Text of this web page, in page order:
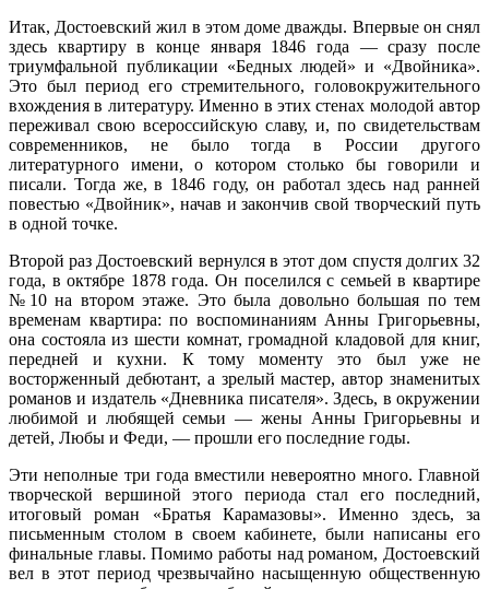
Итак, Достоевский жил в этом доме дважды. Впервые он снял
здесь квартиру в конце января 1846 года — сразу после
триумфальной публикации «Бедных людей» и «Двойника».
Это был период его стремительного, головокружительного
вхождения в литературу. Именно в этих стенах молодой автор
переживал свою всероссийскую славу, и, по свидетельствам
современников, не было тогда в России другого
литературного имени, о котором столько бы говорили и
писали. Тогда же, в 1846 году, он работал здесь над ранней
повестью «Двойник», начав и закончив свой творческий путь
в одной точке.
Второй раз Достоевский вернулся в этот дом спустя долгих 32
года, в октябре 1878 года. Он поселился с семьей в квартире
№10 на втором этаже. Это была довольно большая по тем
временам квартира: по воспоминаниям Анны Григорьевны,
она состояла из шести комнат, громадной кладовой для книг,
передней и кухни. К тому моменту это был уже не
восторженный дебютант, а зрелый мастер, автор знаменитых
романов и издатель «Дневника писателя». Здесь, в окружении
любимой и любящей семьи — жены Анны Григорьевны и
детей, Любы и Феди, — прошли его последние годы.
Эти неполные три года вместили невероятно много. Главной
творческой вершиной этого периода стал его последний,
итоговый роман «Братья Карамазовы». Именно здесь, за
письменным столом в своем кабинете, были написаны его
финальные главы. Помимо работы над романом, Достоевский
вел в этот период чрезвычайно насыщенную общественную